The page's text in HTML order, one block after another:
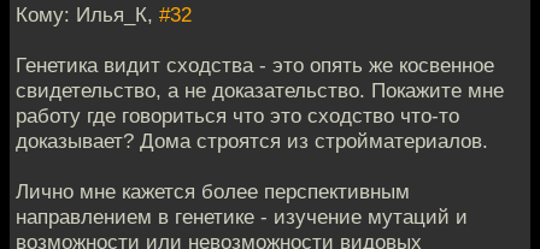
Кому: Илья_К, #32
Генетика видит сходства - это опять же косвенное
свидетельство, а не доказательство. Покажите мне
работу где говориться что это сходство что-то
доказывает? Дома строятся из стройматериалов.
Лично мне кажется более перспективным
направлением в генетике - изучение мутаций и
возможности или невозможности видовых